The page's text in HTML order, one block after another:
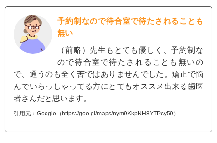
予約制なので待合室で待たされることも
無い
（前略）先生もとても優しく、予約制な
ので待合室で待たされることも無いの
で、通うのも全く苦ではありませんでした。矯正で悩
んでいらっしゃってる方にとてもオススメ出来る歯医
者さんだと思います。
引用元：Google（https://goo.gl/maps/nym9KkpNH8YTPcy59）